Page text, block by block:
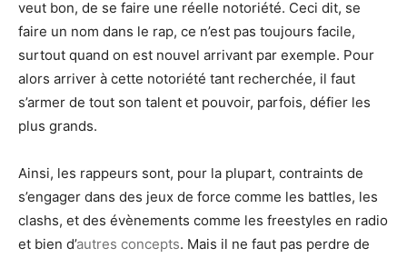
veut bon, de se faire une réelle notoriété. Ceci dit, se
faire un nom dans le rap, ce n’est pas toujours facile,
surtout quand on est nouvel arrivant par exemple. Pour
alors arriver à cette notoriété tant recherchée, il faut
s’armer de tout son talent et pouvoir, parfois, défier les
plus grands.
Ainsi, les rappeurs sont, pour la plupart, contraints de
s’engager dans des jeux de force comme les battles, les
clashs, et des évènements comme les freestyles en radio
et bien d’autres concepts. Mais il ne faut pas perdre de